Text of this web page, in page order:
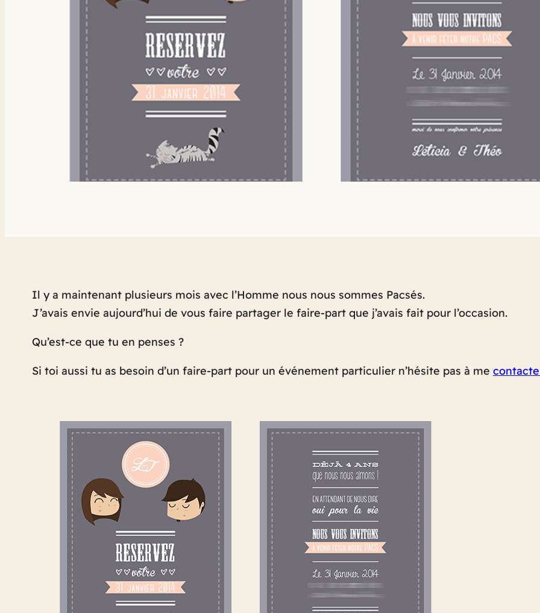
Il y a maintenant plusieurs mois avec l’Homme nous nous sommes Pacsés.
J’avais envie aujourd’hui de vous faire partager le faire-part que j’avais fait pour l’occasion.
Qu’est-ce que tu en penses ?
Si toi aussi tu as besoin d’un faire-part pour un événement particulier n’hésite pas à me